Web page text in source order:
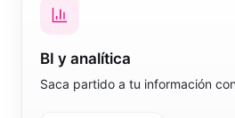
BI y analítica
Saca partido a tu información